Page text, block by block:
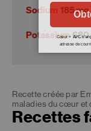
Sodium 185 mg
Potassium 680
Recette créée par
maladies du cœur et
Recettes